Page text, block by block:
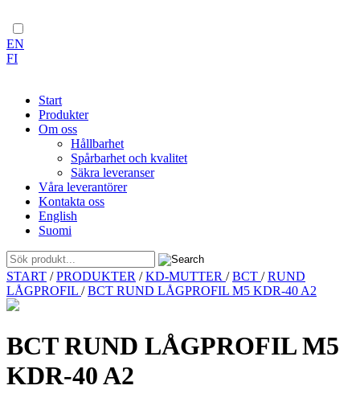
EN
FI
Start
Produkter
Om oss
Hållbarhet
Spårbarhet och kvalitet
Säkra leveranser
Våra leverantörer
Kontakta oss
English
Suomi
Skip
to
content
START /PRODUKTER /KD-MUTTER /BCT /RUND
LÅGPROFIL /BCT RUND LÅGPROFIL M5 KDR-40 A2
BCT RUND LÅGPROFIL M5
KDR-40 A2